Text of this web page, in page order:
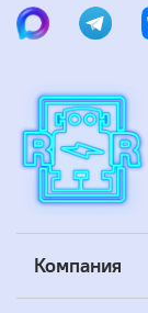
Компания